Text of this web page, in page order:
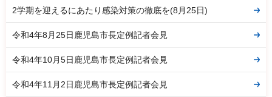
2学期を迎えるにあたり感染対策の徹底を(8月25日)
令和4年8月25日鹿児島市長定例記者会見
令和4年10月5日鹿児島市長定例記者会見
令和4年11月2日鹿児島市長定例記者会見